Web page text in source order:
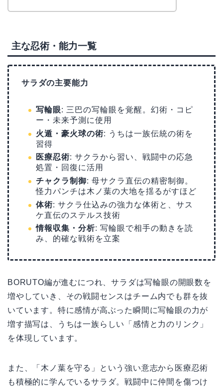
主な忍術・能力一覧
サラダの主要能力
写輪眼: 三巴の写輪眼を覚醒。幻術・コピ
ー・未来予測に使用
火遁・豪火球の術: うちは一族伝統の術を
習得
医療忍術: サクラから習い、戦闘中の応急
処置・回復に活用
チャクラ制御: 母サクラ直伝の精密制御。
怪力パンチは木ノ葉の大地を揺るがすほど
体術: サクラ仕込みの強力な体術と、サス
ケ直伝のステルス技術
情報収集・分析: 写輪眼で相手の動きを読
み、的確な戦術を立案
BORUTO編が進むにつれ、サラダは写輪眼の開眼数を
増やしていき、その戦闘センスはチーム内でも群を抜
いています。特に感情が高ぶった瞬間に写輪眼の力が
増す描写は、うちは一族らしい「感情と力のリンク」
を体現しています。
また、「木ノ葉を守る」という強い意志から医療忍術
も積極的に学んでいるサラダ。戦闘中に仲間を傷つけ